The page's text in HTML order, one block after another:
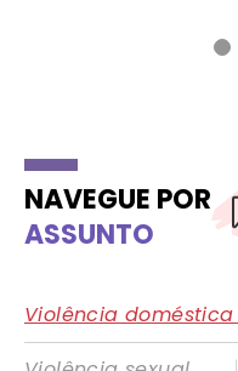
NAVEGUE POR
ASSUNTO
Violência